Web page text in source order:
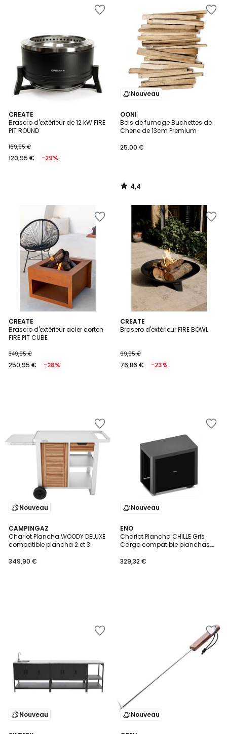
CREATE
Brasero d'extérieur de 12 kW FIRE
PIT ROUND
169,95 €
120,95 € -29%
Nouveau
OONI
Bois de fumage Buchettes de
Chene de 13cm Premium
25,00 €
4,4
/ 5
4,4
/
CREATE
Brasero d'extérieur acier corten
FIRE PIT CUBE
349,95 €
250,95 € -28%
CREATE
Brasero d'extérieur FIRE BOWL
99,95 €
76,86 € -23%
Nouveau
CAMPINGAZ
Chariot Plancha WOODY DELUXE
compatible plancha 2 et 3
Master
349,90 €
Nouveau
ENO
Chariot Plancha CHILLE Gris
Cargo compatible planchas,
329,32 €
Nouveau Nouveau